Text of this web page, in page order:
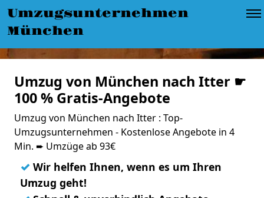
Umzugsunternehmen
München
Umzug von München nach Itter ☛
100 % Gratis-Angebote
Umzug von München nach Itter : Top-
Umzugsunternehmen - Kostenlose Angebote in 4
Min. ➨ Umzüge ab 93€
✓ Wir helfen Ihnen, wenn es um Ihren
Umzug geht!